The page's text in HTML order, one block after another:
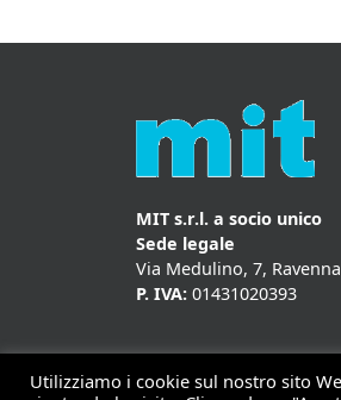
MIT s.r.l. a socio unico
Sede legale
Via Medulino, 7,
P. IVA: 01431020393
Utilizziamo i cookie sul nostro sito